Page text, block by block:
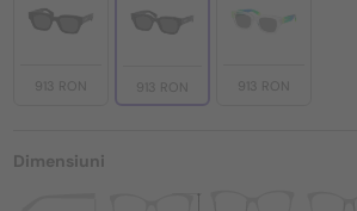
913 RON 913 RON 913 RON
Dimensiuni